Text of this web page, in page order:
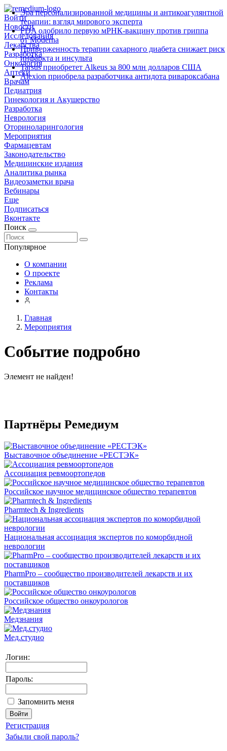
Войти
Новости
Исследования
Лекарства
Разработка
Онкология
Аптеки
Врачам
Педиатрия
Гинекология и Акушерство
Разработка
Неврология
Оториноларингология
Мероприятия
Фармацевтам
Законодательство
Медицинские издания
Аналитика рынка
Видеозаметки врача
Вебинары
Еще
Подписаться
Вконтакте
Поиск
Популярное
Эра персонализированной медицины и антикоагулянтной
терапии: взгляд мирового эксперта
FDA одобрило первую мРНК‑вакцину против гриппа
от Moderna
Приверженность терапии сахарного диабета снижает риск
инфаркта и инсульта
Tarsus приобретет Alkeus за 800 млн долларов США
Alexion приобрела разработчика антидота ривароксабана
О компании
О проекте
Реклама
Контакты
Главная
Мероприятия
Событие подробно
Элемент не найден!
Партнёры Ремедиум
Выставочное объединение «РЕСТЭК»
Ассоциация ревмоортопедов
Российское научное медицинское общество терапевтов
Pharmtech & Ingredients
Национальная ассоциация экспертов по коморбидной
неврологии
PharmPro – сообщество производителей лекарств и их
поставщиков
Российское общество онкоурологов
Медзнания
Мед.студио
Логин:
Пароль:
Запомнить меня
Регистрация
Забыли свой пароль?